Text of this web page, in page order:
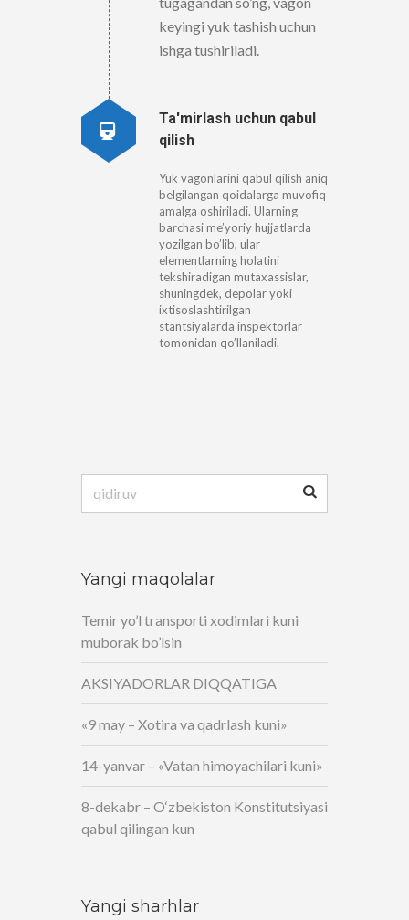
keyingi yuk tashish uchun
ishga tushiriladi.
Ta'mirlash uchun qabul
qilish
Yuk vagonlarini qabul qilish aniq
belgilangan qoidalarga muvofiq
amalga oshiriladi. Ularning
barchasi me’yoriy hujjatlarda
yozilgan bo’lib, ular
elementlarning holatini
tekshiradigan mutaxassislar,
shuningdek, depolar yoki
ixtisoslashtirilgan
stantsiyalarda inspektorlar
tomonidan qo’llaniladi.
Yangi maqolalar
Temir yo’l transporti xodimlari kuni
muborak bo’lsin
AKSIYADORLAR DIQQATIGA
«9 may – Xotira va qadrlash kuni»
14-yanvar – «Vatan himoyachilari kuni»
8-dekabr – O‘zbekiston Konstitutsiyasi
qabul qilingan kun
Yangi sharhlar